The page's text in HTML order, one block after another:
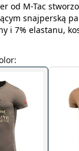
od M-Tac
snajperską
i 7% elastanu,
: